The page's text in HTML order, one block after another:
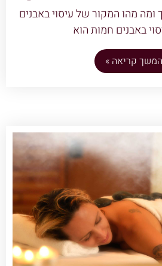
ומה מהו המקור של עיסוי באבנים
באבנים חמות הוא
המשך קריאה »